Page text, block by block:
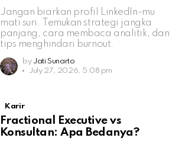
Jangan biarkan profil LinkedIn-mu
mati suri. Temukan strategi jangka
panjang, cara membaca analitik, dan
tips menghindari burnout.
by Jati Sunarto
July 27, 2026, 5:08 pm
Karir
Fractional Executive vs
Konsultan: Apa Bedanya?